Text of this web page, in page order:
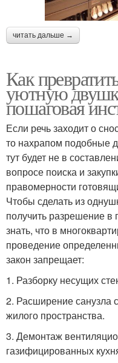
читать дальше →
Как
уютную
пошаговая
Если речь заходит о
то нахрапом подобные
тут будет не в
вопросе поиска и
правомерности
Чтобы сделать из
получить разрешение в
знать, что в
проведение
закон запрещает:
1.​ Разборку несущих
2.​ Расширение санузла
жилого пространства.
3.​ Демонтаж
газифицированных